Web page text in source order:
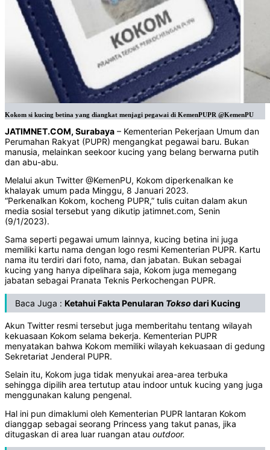
Kokom si kucing betina yang diangkat menjagi pegawai di KemenPUPR @KemenPU
JATIMNET.COM, Surabaya – Kementerian Pekerjaan Umum dan
Perumahan Rakyat (PUPR) mengangkat pegawai baru. Bukan
manusia, melainkan seekoor kucing yang belang berwarna putih
dan abu-abu.
Melalui akun Twitter @KemenPU, Kokom diperkenalkan ke
khalayak umum pada Minggu, 8 Januari 2023.
“Perkenalkan Kokom, kocheng PUPR,” tulis cuitan dalam akun
media sosial tersebut yang dikutip jatimnet.com, Senin
(9/1/2023).
Sama seperti pegawai umum lainnya, kucing betina ini juga
memiliki kartu nama dengan logo resmi Kementerian PUPR. Kartu
nama itu terdiri dari foto, nama, dan jabatan. Bukan sebagai
kucing yang hanya dipelihara saja, Kokom juga memegang
jabatan sebagai Pranata Teknis Perkochengan PUPR.
Baca Juga : Ketahui Fakta Penularan Tokso dari Kucing
Akun Twitter resmi tersebut juga memberitahu tentang wilayah
kekuasaan Kokom selama bekerja. Kementerian PUPR
menyatakan bahwa Kokom memiliki wilayah kekuasaan di gedung
Sekretariat Jenderal PUPR.
Selain itu, Kokom juga tidak menyukai area-area terbuka
sehingga dipilih area tertutup atau indoor untuk kucing yang juga
menggunakan kalung pengenal.
Hal ini pun dimaklumi oleh Kementerian PUPR lantaran Kokom
dianggap sebagai seorang Princess yang takut panas, jika
ditugaskan di area luar ruangan atau outdoor.